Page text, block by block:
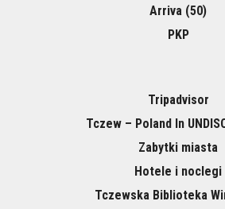
Arriva (50)
PKP
Tripadvisor
Tczew – Poland In
Zabytki miasta
Hotele i noclegi
Tczewska Biblioteka